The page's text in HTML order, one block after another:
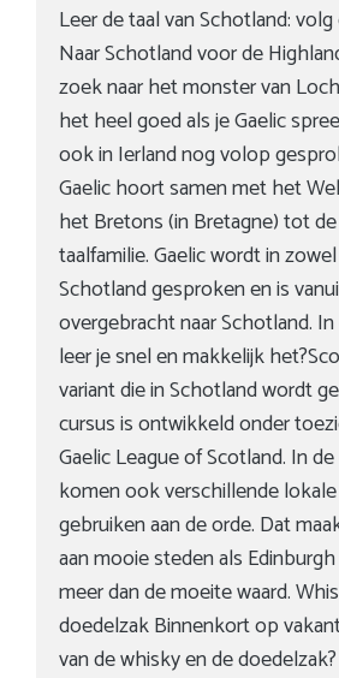
Leer de taal van Schotland:
Naar Schotland voor de
zoek naar het monster van
het heel goed als je Gaelic
ook in Ierland nog volop
Gaelic hoort samen met het
het Bretons (in Bretagne) tot
taalfamilie. Gaelic wordt in
Schotland gesproken en is
overgebracht naar Schotland.
leer je snel en makkelijk
variant die in Schotland wordt
cursus is ontwikkeld onder
Gaelic League of Scotland. In
komen ook verschillende
gebruiken aan de orde. Dat
aan mooie steden als
meer dan de moeite waard.
doedelzak Binnenkort op
van de whisky en de